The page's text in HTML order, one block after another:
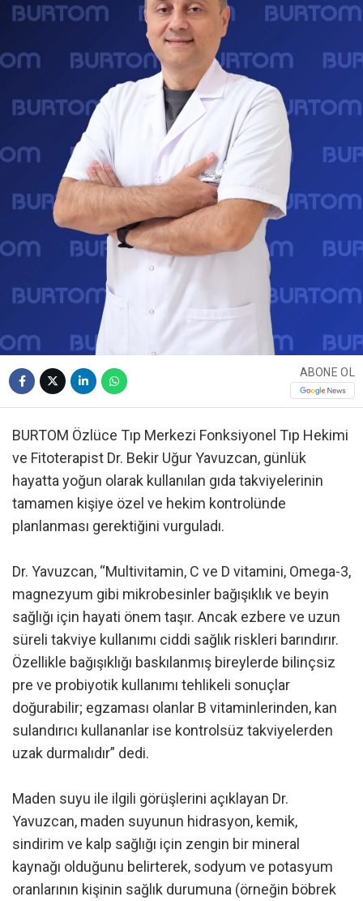
ABONE OL
BURTOM Özlüce Tıp Merkezi Fonksiyonel Tıp Hekimi
ve Fitoterapist Dr. Bekir Uğur Yavuzcan, günlük
hayatta yoğun olarak kullanılan gıda takviyelerinin
tamamen kişiye özel ve hekim kontrolünde
planlanması gerektiğini vurguladı.
Dr. Yavuzcan, “Multivitamin, C ve D vitamini, Omega-3,
magnezyum gibi mikrobesinler bağışıklık ve beyin
sağlığı için hayati önem taşır. Ancak ezbere ve uzun
süreli takviye kullanımı ciddi sağlık riskleri barındırır.
Özellikle bağışıklığı baskılanmış bireylerde bilinçsiz
pre ve probiyotik kullanımı tehlikeli sonuçlar
doğurabilir; egzaması olanlar B vitaminlerinden, kan
sulandırıcı kullananlar ise kontrolsüz takviyelerden
uzak durmalıdır” dedi.
Maden suyu ile ilgili görüşlerini açıklayan Dr.
Yavuzcan, maden suyunun hidrasyon, kemik,
sindirim ve kalp sağlığı için zengin bir mineral
kaynağı olduğunu belirterek, sodyum ve potasyum
oranlarının kişinin sağlık durumuna (örneğin böbrek